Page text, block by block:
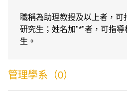
職稱為助理教授及以上者，可
研究生；姓名加"*"者，可指
生。
管理學系（0）